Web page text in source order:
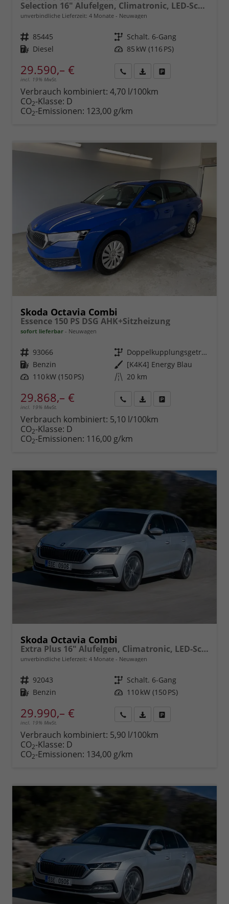
Selection 16" Alufelgen, Climatronic, LED-Scheinwerfer, Parksensoren hinten, Radio 10" + Wireless Smartlink, Tempomat, Multifunktions-Lederlenkrad, Dachreling uvm.
unverbindliche Lieferzeit: 4 Monate Neuwagen
Fahrzeugnr. 85445 Getriebe Schalt. 6-Gang
Kraftstoff Diesel Leistung 85 kW (116 PS)
29.590,– €
incl. 19% MwSt.
anfordern
Datei,
Verbrauch kombiniert: 4,70 l/100km
CO2-Klasse: D
CO2-Emissionen: 123,00 g/km
Skoda Octavia Combi
Essence 150 PS DSG AHK+Sitzheizung
sofort lieferbar Neuwagen
Fahrzeugnr. 93066 Getriebe
Doppelkupplungsgetriebe (DSG)
Kraftstoff Benzin Außenfarbe [K4K4] Energy Blau
Leistung 110 kW (150 PS) Kilometerstand 20 km
29.868,– €
incl. 19% MwSt.
anfordern
Datei,
Verbrauch kombiniert: 5,10 l/100km
CO2-Klasse: D
CO2-Emissionen: 116,00 g/km
Skoda Octavia Combi
Extra Plus 16" Alufelgen, Climatronic, LED-Scheinwerfer, Parksensoren hinten, Radio 10" + Wireless Smartlink, Tempomat, Multifunktions-Lederlenkrad, Dachreling uvm.
unverbindliche Lieferzeit: 4 Monate Neuwagen
Fahrzeugnr. 92043 Getriebe Schalt. 6-Gang
Kraftstoff Benzin Leistung 110 kW (150 PS)
29.990,– €
incl. 19% MwSt.
anfordern
Datei,
Verbrauch kombiniert: 5,90 l/100km
CO2-Klasse: D
CO2-Emissionen: 134,00 g/km